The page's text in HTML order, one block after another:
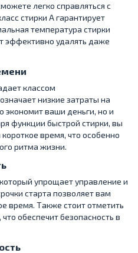
легко справляться с
стирки A гарантирует
температура стирки
эффективно удалять даже
классом
низкие затраты на
экономит ваши деньги, но и
функции быстрой стирки, вы
время, что особенно
ритма жизни.
упрощает управление и
старта позволяет вам
время. Также стоит отметить
обеспечит безопасность в